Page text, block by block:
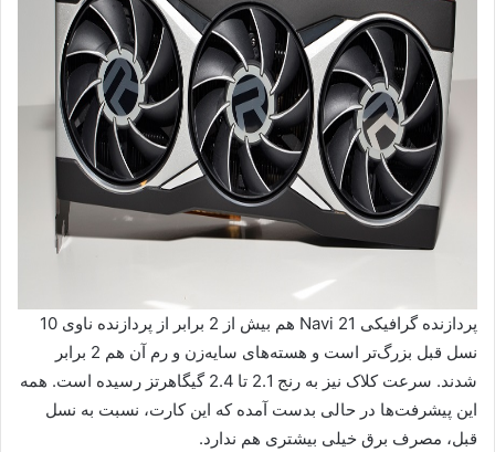
پردازنده گرافیکی Navi 21 هم بیش از 2 برابر از پردازنده ناوی 10
نسل قبل بزرگ‌تر است و هسته‌های سایه‌زن و رم آن هم 2 برابر
شدند. سرعت کلاک نیز به رنج 2.1 تا 2.4 گیگاهرتز رسیده است. همه
این پیشرفت‌ها در حالی بدست آمده که این کارت، نسبت به نسل
قبل، مصرف برق خیلی بیشتری هم ندارد.